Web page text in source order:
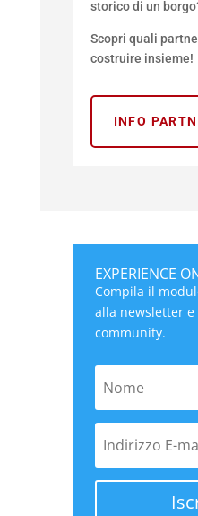
storico di un
Scopri quali
costruire insieme!
INFO
EXPERIENCE
Compila il
alla newsletter
community.